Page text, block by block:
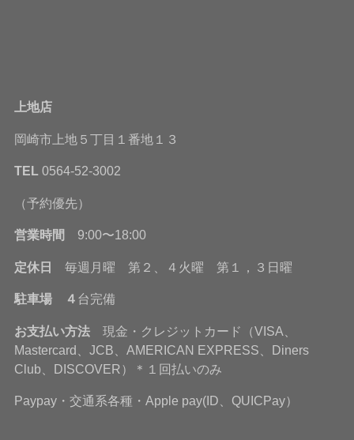
上地店
岡崎市上地５丁目１番地１３
TEL 0564-52-3002
（予約優先）
営業時間 9:00〜18:00
定休日 毎週月曜 第２、４火曜 第１，３日曜
駐車場 ４ 台完備
お支払い方法現金・クレジットカード（VISA、
Mastercard、JCB、AMERICAN EXPRESS、Diners
Club、DISCOVER）＊１回払いのみ
Paypay・交通系各種・Apple pay(ID、QUICPay）